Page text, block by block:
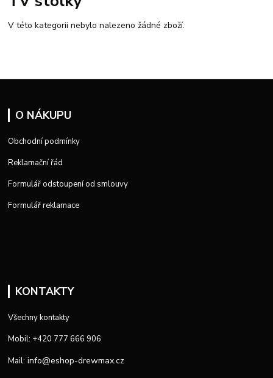
V této kategorii nebylo nalezeno žádné zboží.
O NÁKUPU
Obchodní podmínky
Reklamační řád
Formulář odstoupení od smlouvy
Formulář reklamace
KONTAKTY
Všechny kontakty
Mobil: +420 777 666 906
Mail: info@eshop-drewmax.cz